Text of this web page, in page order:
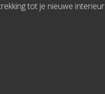
tot je nieuwe interieur.